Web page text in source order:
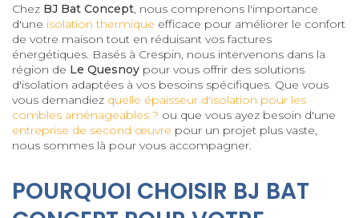
Chez BJ Bat Concept, nous comprenons l'importance
d'une isolation thermique efficace pour améliorer le confort
de votre maison tout en réduisant vos factures
énergétiques. Basés à Crespin, nous intervenons dans la
région de Le Quesnoy pour vous offrir des solutions
d'isolation adaptées à vos besoins spécifiques. Que vous
vous demandiez quelle épaisseur d'isolation pour les
combles aménageables ? ou que vous ayez besoin d'une
entreprise de second œuvre pour un projet plus vaste,
nous sommes là pour vous accompagner.
POURQUOI CHOISIR BJ BAT